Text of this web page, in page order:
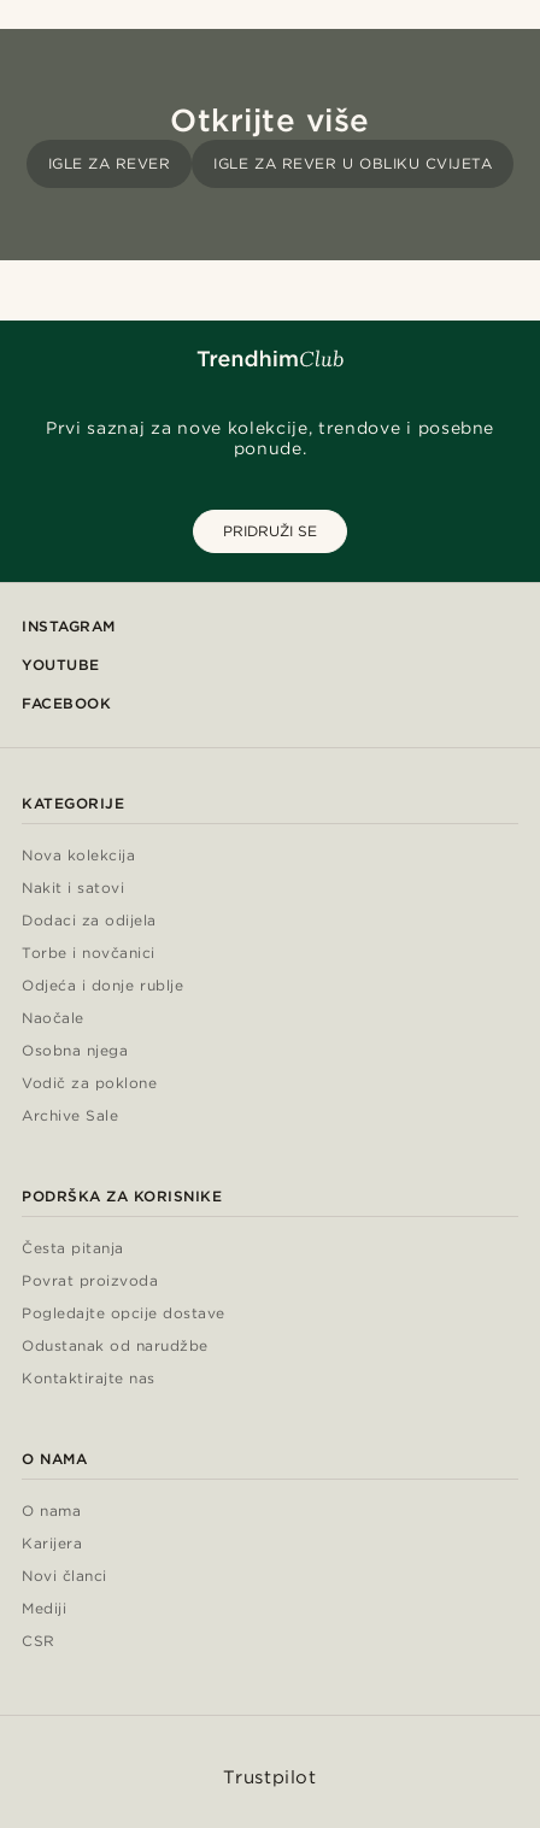
Otkrijte više
IGLE ZA REVER IGLE ZA REVER U OBLIKU CVIJETA
Prvi saznaj za nove kolekcije, trendove i posebne
ponude.
PRIDRUŽI SE
INSTAGRAM
YOUTUBE
FACEBOOK
KATEGORIJE
Nova kolekcija
Nakit i satovi
Dodaci za odijela
Torbe i novčanici
Odjeća i donje rublje
Naočale
Osobna njega
Vodič za poklone
Archive Sale
PODRŠKA ZA KORISNIKE
Česta pitanja
Povrat proizvoda
Pogledajte opcije dostave
Odustanak od narudžbe
Kontaktirajte nas
O NAMA
O nama
Karijera
Novi članci
Mediji
CSR
Trustpilot